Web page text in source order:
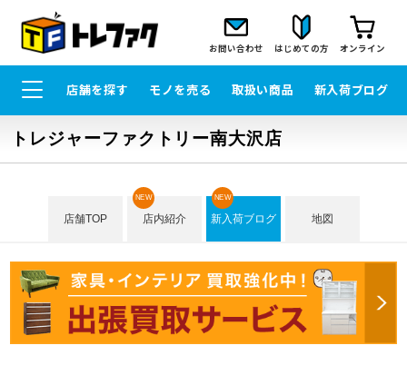
お問い合わせ はじめての方 オンライン
店舗を探す モノを売る 取扱い商品 新入荷ブログ
トレジャーファクトリー南大沢店
店舗TOP 店内紹介
NEW
新入荷ブログ
NEW
地図